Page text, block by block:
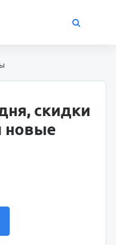
скидки
новые